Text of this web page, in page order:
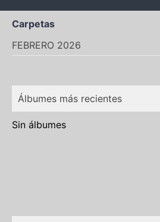
Carpetas
FEBRERO 2026
Álbumes más recientes
Sin álbumes